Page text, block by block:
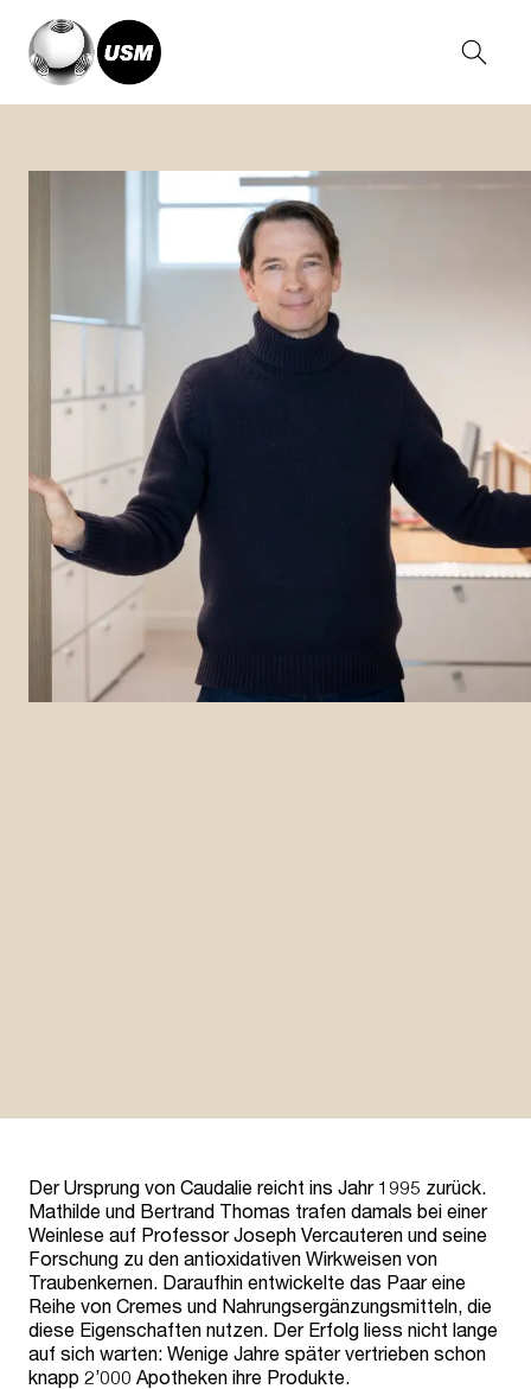
Der Ursprung von Caudalie reicht ins Jahr 1995 zurück.
Mathilde und Bertrand Thomas trafen damals bei einer
Weinlese auf Professor Joseph Vercauteren und seine
Forschung zu den antioxidativen Wirkweisen von
Traubenkernen. Daraufhin entwickelte das Paar eine
Reihe von Cremes und Nahrungsergänzungsmitteln, die
diese Eigenschaften nutzen. Der Erfolg liess nicht lange
auf sich warten: Wenige Jahre später vertrieben schon
knapp 2’000 Apotheken ihre Produkte.